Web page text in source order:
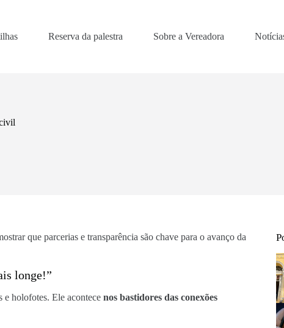
Reserva da palestra Sobre a Vereadora
que parcerias e transparência são chave para o avanço da
longe!”
e holofotes. Ele acontece nos bastidores das conexões